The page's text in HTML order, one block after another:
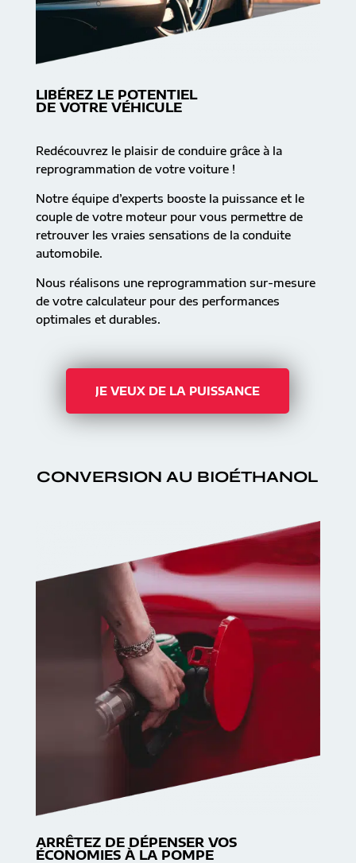
LIBÉREZ LE POTENTIEL
DE VOTRE VÉHICULE
Redécouvrez le plaisir de conduire grâce à la
reprogrammation de votre voiture !
Notre équipe d’experts booste la puissance et le
couple de votre moteur pour vous permettre de
retrouver les vraies sensations de la conduite
automobile.
Nous réalisons une reprogrammation sur-mesure
de votre calculateur pour des performances
optimales et durables.
JE VEUX DE LA PUISSANCE
CONVERSION AU BIOÉTHANOL
ARRÊTEZ DE DÉPENSER VOS
ÉCONOMIES À LA POMPE